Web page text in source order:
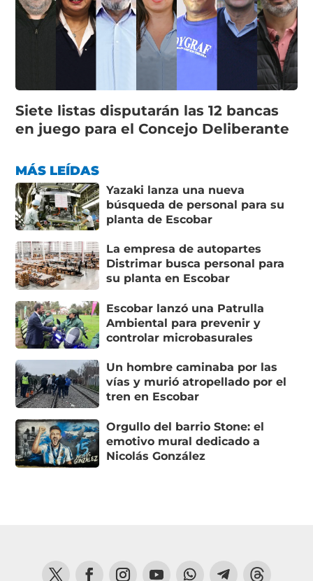
Siete listas disputarán las 12 bancas
en juego para el Concejo Deliberante
MÁS LEÍDAS
Yazaki lanza una nueva
búsqueda de personal para su
planta de Escobar
La empresa de autopartes
Distrimar busca personal para
su planta en Escobar
Escobar lanzó una Patrulla
Ambiental para prevenir y
controlar microbasurales
Un hombre caminaba por las
vías y murió atropellado por el
tren en Escobar
Orgullo del barrio Stone: el
emotivo mural dedicado a
Nicolás González